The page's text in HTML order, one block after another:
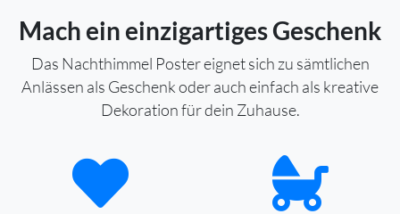
Mach ein einzigartiges Geschenk
Das Nachthimmel Poster eignet sich zu sämtlichen
Anlässen als Geschenk oder auch einfach als kreative
Dekoration für dein Zuhause.